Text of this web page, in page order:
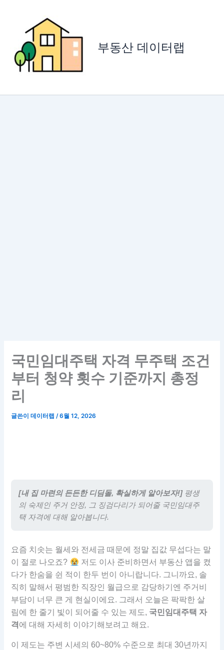
부동산 데이터랩
국민임대주택 자격 무주택 조건
부터 청약 횟수 기준까지 총정
리
글쓴이데이터랩/6월 12, 2026
[내 집 마련의 든든한 디딤돌, 확실하게 알아보자!]평생
의 숙제인 주거 안정, 그 징검다리가 되어줄 국민임대주
택 자격에 대해 알아봅니다.
요즘 치솟는 월세와 전세금 때문에 정말 집값 무섭다는 말
이 절로 나오죠?
저도 이사 준비하면서 부동산 앱을 켰
다가 한숨을 쉰 적이 한두 번이 아니랍니다. 그니까요, 솔
직히 말해서 평범한 직장인 월급으로 감당하기엔 주거비
부담이 너무 큰 게 현실이에요. 그래서 오늘은 팍팍한 살
림에 한 줄기 빛이 되어줄 수 있는 제도, 국민임대주택 자
격 에 대해 자세히 이야기해보려고 해요.
이 제도는 주변 시세의 60~80% 수준으로 최대 30년까지